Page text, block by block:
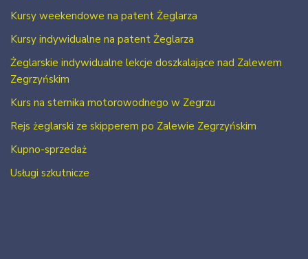
Kursy weekendowe na patent Żeglarza
Kursy indywidualne na patent Żeglarza
Żeglarskie indywidualne lekcje doszkalające nad Zalewem
Zegrzyńskim
Kurs na sternika motorowodnego w Zegrzu
Rejs żeglarski ze skipperem po Zalewie Zegrzyńskim
Kupno-sprzedaż
Usługi szkutnicze